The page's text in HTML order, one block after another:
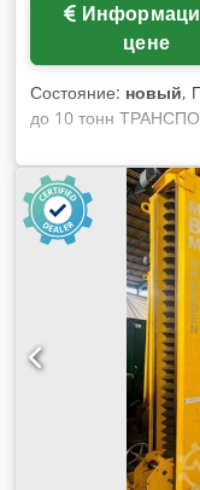
цене
Состояние: новый,
до 10 тонн
ДО 30 Т Credpfx
НОВОЕ В НАЛИЧИИ